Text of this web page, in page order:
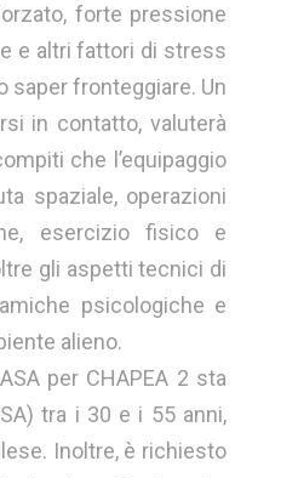
forte pressione
e altri fattori di stress
saper fronteggiare. Un
in contatto, valuterà
che l’equipaggio
spaziale, operazioni
esercizio fisico e
gli aspetti tecnici di
psicologiche e
alieno.
per CHAPEA 2 sta
tra i 30 e i 55 anni,
Inoltre, è richiesto